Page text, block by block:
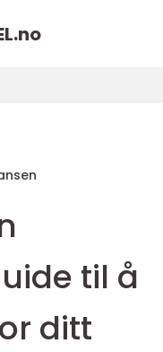
no
til å
ditt